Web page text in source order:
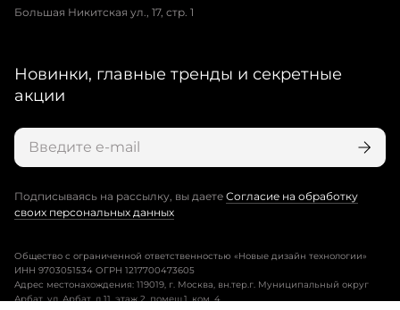
Большая Никитская ул., 17, стр. 1
Новинки, главные тренды и секретные
акции
Подписываясь на рассылку, вы даете Согласие на обработку
своих персональных данных
Общество с ограниченной ответственностью «Новые дизайн технологии»
ИНН 9703051534 ОГРН 1217700473605
Адрес местонахождения: 119019, г. Москва, вн.тер.г. Муниципальный округ
Арбат, ул. Арбат, д.11, этаж 2, помещ.1, ком. 4.